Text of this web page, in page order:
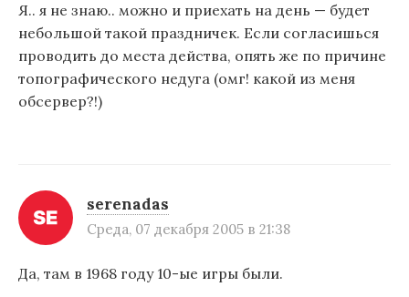
Я.. я не знаю.. можно и приехать на день — будет
небольшой такой праздничек. Если согласишься
проводить до места действа, опять же по причине
топографического недуга (омг! какой из меня
обсервер?!)
serenadas
Среда, 07 декабря 2005 в 21:38
Да, там в 1968 году 10-ые игры были.